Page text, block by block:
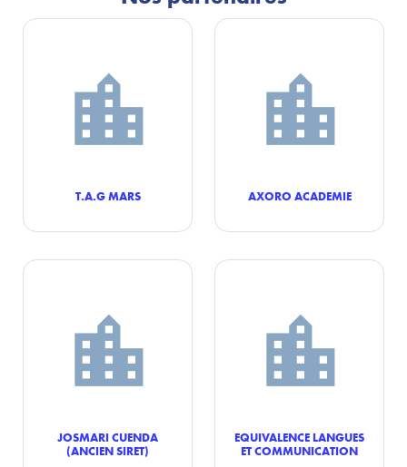
T.A.G MARS AXORO ACADEMIE
JOSMARI CUENDA
(ANCIEN SIRET)
EQUIVALENCE LANGUES
ET COMMUNICATION